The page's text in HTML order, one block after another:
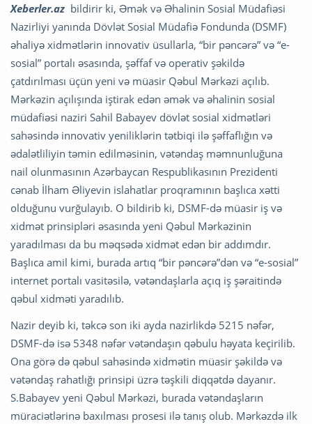
Xeberler.az bildirir ki, Əmək və Əhalinin Sosial Müdafiəsi
Nazirliyi yanında Dövlət Sosial Müdafiə Fondunda (DSMF)
əhaliyə xidmətlərin innovativ üsullarla, “bir pəncərə” və “e-
sosial” portalı əsasında, şəffaf və operativ şəkildə
çatdırılması üçün yeni və müasir Qəbul Mərkəzi açılıb.
Mərkəzin açılışında iştirak edən əmək və əhalinin sosial
müdafiəsi naziri Sahil Babayev dövlət sosial xidmətləri
sahəsində innovativ yeniliklərin tətbiqi ilə şəffaflığın və
ədalətliliyin təmin edilməsinin, vətəndaş məmnunluğuna
nail olunmasının Azərbaycan Respublikasının Prezidenti
cənab İlham Əliyevin islahatlar proqramının başlıca xətti
olduğunu vurğulayıb. O bildirib ki, DSMF-də müasir iş və
xidmət prinsipləri əsasında yeni Qəbul Mərkəzinin
yaradılması da bu məqsədə xidmət edən bir addımdır.
Başlıca amil kimi, burada artıq “bir pəncərə”dən və “e-sosial”
internet portalı vasitəsilə, vətəndaşlarla açıq iş şəraitində
qəbul xidməti yaradılıb.
Nazir deyib ki, təkcə son iki ayda nazirlikdə 5215 nəfər,
DSMF-də isə 5348 nəfər vətəndaşın qəbulu həyata keçirilib.
Ona görə də qəbul sahəsində xidmətin müasir şəkildə və
vətəndaş rahatlığı prinsipi üzrə təşkili diqqətdə dayanır.
S.Babayev yeni Qəbul Mərkəzi, burada vətəndaşların
müraciətlərinə baxılması prosesi ilə tanış olub. Mərkəzdə ilk